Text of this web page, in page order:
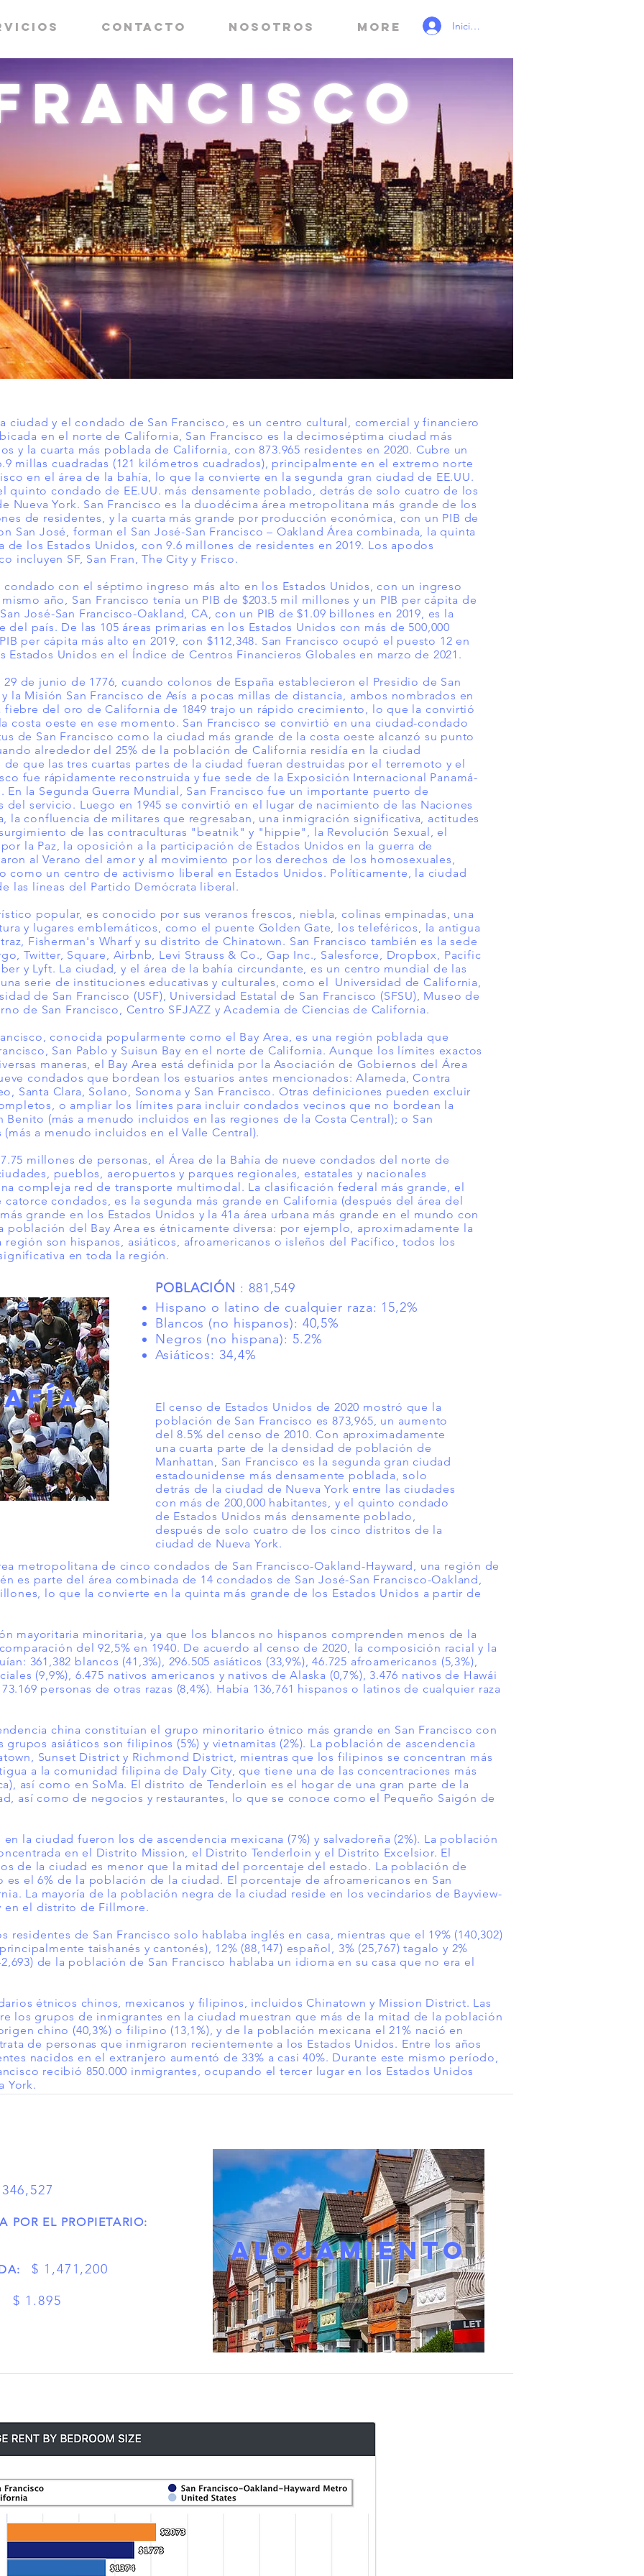
Contacto Nosotros More Iniciar sesión
ciudad y el condado de San Francisco, es un centro cultural, comercial y financiero
en el norte de California, San Francisco es la decimoséptima ciudad más
y la cuarta más poblada de California, con 873.965 residentes en 2020. Cubre un
millas cuadradas (121 kilómetros cuadrados), principalmente en el extremo norte
en el área de la bahía, lo que la convierte en la segunda gran ciudad de EE.UU.
quinto condado de EE.UU. más densamente poblado, detrás de solo cuatro de los
Nueva York. San Francisco es la duodécima área metropolitana más grande de los
de residentes, y la cuarta más grande por producción económica, con un PIB de
San José, forman el San José-San Francisco – Oakland Área combinada, la quinta
de los Estados Unidos, con 9.6 millones de residentes en 2019. Los apodos
incluyen SF, San Fran, The City y Frisco.
condado con el séptimo ingreso más alto en los Estados Unidos, con un ingreso
año, San Francisco tenía un PIB de $203.5 mil millones y un PIB per cápita de
José-San Francisco-Oakland, CA, con un PIB de $1.09 billones en 2019, es la
del país. De las 105 áreas primarias en los Estados Unidos con más de 500,000
per cápita más alto en 2019, con $112,348. San Francisco ocupó el puesto 12 en
Estados Unidos en el Índice de Centros Financieros Globales en marzo de 2021.
de junio de 1776, cuando colonos de España establecieron el Presidio de San
la Misión San Francisco de Asís a pocas millas de distancia, ambos nombrados en
fiebre del oro de California de 1849 trajo un rápido crecimiento, lo que la convirtió
costa oeste en ese momento. San Francisco se convirtió en una ciudad-condado
de San Francisco como la ciudad más grande de la costa oeste alcanzó su punto
alrededor del 25% de la población de California residía en la ciudad
que las tres cuartas partes de la ciudad fueran destruidas por el terremoto y el
fue rápidamente reconstruida y fue sede de la Exposición Internacional Panamá-
En la Segunda Guerra Mundial, San Francisco fue un importante puerto de
del servicio. Luego en 1945 se convirtió en el lugar de nacimiento de las Naciones
la confluencia de militares que regresaban, una inmigración significativa, actitudes
de las contraculturas "beatnik" y "hippie", la Revolución Sexual, el
la Paz, la oposición a la participación de Estados Unidos en la guerra de
al Verano del amor y al movimiento por los derechos de los homosexuales,
como un centro de activismo liberal en Estados Unidos. Políticamente, la ciudad
las líneas del Partido Demócrata liberal.
popular, es conocido por sus veranos frescos, niebla, colinas empinadas, una
y lugares emblemáticos, como el puente Golden Gate, los teleféricos, la antigua
Fisherman's Wharf y su distrito de Chinatown. San Francisco también es la sede
Twitter, Square, Airbnb, Levi Strauss & Co., Gap Inc., Salesforce, Dropbox, Pacific
y Lyft. La ciudad, y el área de la bahía circundante, es un centro mundial de las
serie de instituciones educativas y culturales, como el Universidad de California,
de San Francisco (USF), Universidad Estatal de San Francisco (SFSU), Museo de
de San Francisco, Centro SFJAZZ y Academia de Ciencias de California.
conocida popularmente como el Bay Area, es una región poblada que
San Pablo y Suisun Bay en el norte de California. Aunque los límites exactos
maneras, el Bay Area está definida por la Asociación de Gobiernos del Área
condados que bordean los estuarios antes mencionados: Alameda, Contra
Santa Clara, Solano, Sonoma y San Francisco. Otras definiciones pueden excluir
o ampliar los límites para incluir condados vecinos que no bordean la
Benito (más a menudo incluidos en las regiones de la Costa Central); o San
a menudo incluidos en el Valle Central).
millones de personas, el Área de la Bahía de nueve condados del norte de
pueblos, aeropuertos y parques regionales, estatales y nacionales
compleja red de transporte multimodal. La clasificación federal más grande, el
condados, es la segunda más grande en California (después del área del
grande en los Estados Unidos y la 41a área urbana más grande en el mundo con
población del Bay Area es étnicamente diversa: por ejemplo, aproximadamente la
son hispanos, asiáticos, afroamericanos o isleños del Pacífico, todos los
en toda la región.
POBLACIÓN : 881,549
Hispano o latino de cualquier raza: 15,2%
Blancos (no hispanos): 40,5%
Negros (no hispana): 5.2%
Asiáticos: 34,4%
El censo de Estados Unidos de 2020 mostró que la
población de San Francisco es 873,965, un aumento
del 8.5% del censo de 2010. Con aproximadamente
una cuarta parte de la densidad de población de
Manhattan, San Francisco es la segunda gran ciudad
estadounidense más densamente poblada, solo
detrás de la ciudad de Nueva York entre las ciudades
con más de 200,000 habitantes, y el quinto condado
de Estados Unidos más densamente poblado,
después de solo cuatro de los cinco distritos de la
ciudad de Nueva York.
metropolitana de cinco condados de San Francisco-Oakland-Hayward, una región de
es parte del área combinada de 14 condados de San José-San Francisco-Oakland,
lo que la convierte en la quinta más grande de los Estados Unidos a partir de
mayoritaria minoritaria, ya que los blancos no hispanos comprenden menos de la
comparación del 92,5% en 1940. De acuerdo al censo de 2020, la composición racial y la
361,382 blancos (41,3%), 296.505 asiáticos (33,9%), 46.725 afroamericanos (5,3%),
(9,9%), 6.475 nativos americanos y nativos de Alaska (0,7%), 3.476 nativos de Hawái
personas de otras razas (8,4%). Había 136,761 hispanos o latinos de cualquier raza
china constituían el grupo minoritario étnico más grande en San Francisco con
asiáticos son filipinos (5%) y vietnamitas (2%). La población de ascendencia
Sunset District y Richmond District, mientras que los filipinos se concentran más
a la comunidad filipina de Daly City, que tiene una de las concentraciones más
así como en SoMa. El distrito de Tenderloin es el hogar de una gran parte de la
así como de negocios y restaurantes, lo que se conoce como el Pequeño Saigón de
la ciudad fueron los de ascendencia mexicana (7%) y salvadoreña (2%). La población
en el Distrito Mission, el Distrito Tenderloin y el Distrito Excelsior. El
de la ciudad es menor que la mitad del porcentaje del estado. La población de
es el 6% de la población de la ciudad. El porcentaje de afroamericanos en San
La mayoría de la población negra de la ciudad reside en los vecindarios de Bayview-
en el distrito de Fillmore.
residentes de San Francisco solo hablaba inglés en casa, mientras que el 19% (140,302)
taishanés y cantonés), 12% (88,147) español, 3% (25,767) tagalo y 2%
de la población de San Francisco hablaba un idioma en su casa que no era el
étnicos chinos, mexicanos y filipinos, incluidos Chinatown y Mission District. Las
los grupos de inmigrantes en la ciudad muestran que más de la mitad de la población
chino (40,3%) o filipino (13,1%), y de la población mexicana el 21% nació en
de personas que inmigraron recientemente a los Estados Unidos. Entre los años
nacidos en el extranjero aumentó de 33% a casi 40%. Durante este mismo período,
recibió 850.000 inmigrantes, ocupando el tercer lugar en los Estados Unidos
York.
346,527
POR EL PROPIETARIO:
$ 1,471,200
$ 1.895
ALOJAMIENTO